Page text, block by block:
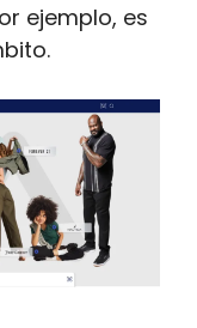
ejemplo, es